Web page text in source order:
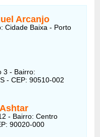
Arcanjo
Cidade Baixa - Porto
3 - Bairro:
- CEP: 90510-002
- Bairro: Centro
90020-000